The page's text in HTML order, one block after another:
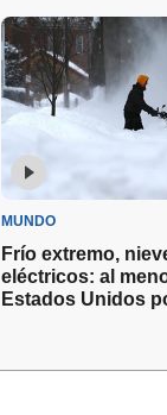
MUNDO
Frío extremo,
eléctricos: al
Estados Unidos